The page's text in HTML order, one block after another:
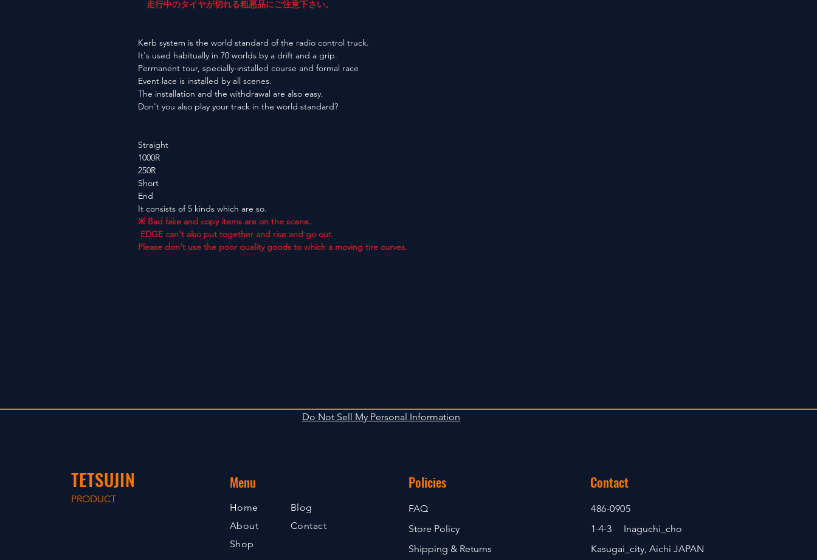
走行中のタイヤが切れる粗悪品にご注意下さい。
Kerb system is the world standard of the radio control truck.
It's used habitually in 70 worlds by a drift and a grip.
Permanent tour, specially-installed course and formal race
Event lace is installed by all scenes.
The installation and the withdrawal are also easy.
Don't you also play your track in the world standard?
Straight
1000R
250R
Short
End
It consists of 5 kinds which are so.
※ Bad fake and copy items are on the scene.
EDGE can't also put together and rise and go out.
Please don't use the poor quality goods to which a moving tire curves.
TETSUJIN
PRODUCT
Menu
Home
About
Shop
Blog
Contact
Policies
FAQ
Store Policy
Shipping & Returns
Contact
486-0905
1-4-3 Inaguchi_cho
Kasugai_city, Aichi JAPAN
Do Not Sell My Personal Information